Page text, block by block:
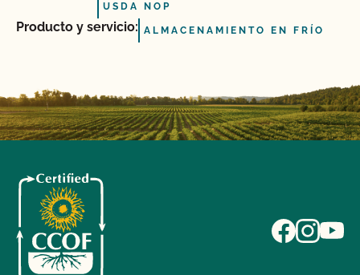
USDA NOP
Producto y servicio: ALMACENAMIENTO EN FRÍO